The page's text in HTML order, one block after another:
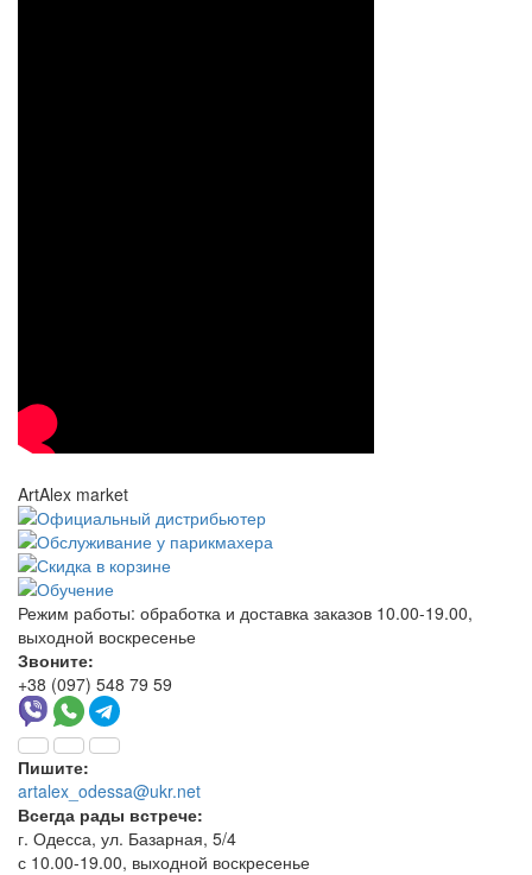
ArtAlex market
Режим работы: обработка и доставка заказов 10.00-19.00,
выходной воскресенье
Звоните:
+38 (097) 548 79 59
Пишите:
artalex_odessa@ukr.net
Всегда рады встрече:
г. Одесса, ул. Базарная, 5/4
с 10.00-19.00, выходной воскресенье